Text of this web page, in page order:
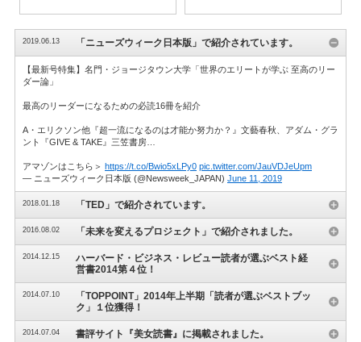
2019.06.13 「ニューズウィーク日本版」で紹介されています。
【最新号特集】名門・ジョージタウン大学「世界のエリートが学ぶ 至高のリー
ダー論」
最高のリーダーになるための必読16冊を紹介
A・エリクソン他『超一流になるのは才能か努力か？』文藝春秋、アダム・グラ
ント『GIVE & TAKE』三笠書房…
アマゾンはこちら＞ https://t.co/Bwio5xLPy0 pic.twitter.com/JauVDJeUpm
— ニューズウィーク日本版 (@Newsweek_JAPAN) June 11, 2019
2018.01.18 「TED」で紹介されています。
2016.08.02 「未来を変えるプロジェクト」で紹介されました。
2014.12.15
ハーバード・ビジネス・レビュー読者が選ぶベスト経
営書2014第４位！
2014.07.10
「TOPPOINT」2014年上半期「読者が選ぶベストブッ
ク」１位獲得！
2014.07.04 書評サイト『美女読書』に掲載されました。